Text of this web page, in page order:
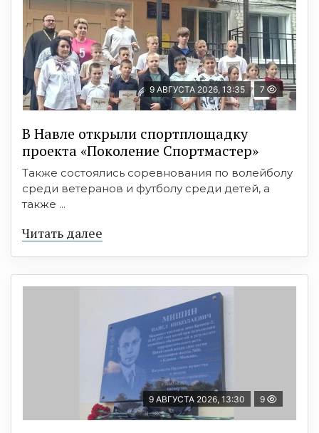
9 АВГУСТА 2026, 13:35 7
В Навле открыли спортплощадку
проекта «Поколение Спортмастер»
Также состоялись соревнования по волейболу
среди ветеранов и футболу среди детей, а
также ...
Читать далее
9 АВГУСТА 2026, 13:30 9